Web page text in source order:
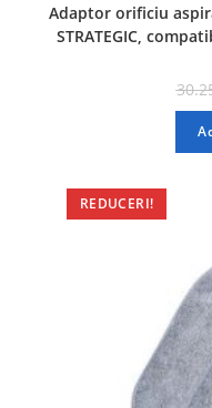
Adaptor orificiu
STRATEGIC,
REDUCERI!